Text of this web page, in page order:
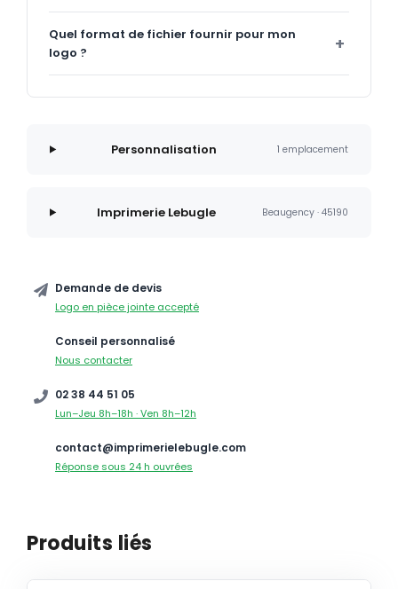
Quel format de fichier fournir pour mon
logo ?
Personnalisation 1 emplacement
Imprimerie Lebugle Beaugency · 45190
Demande de devis
Logo en pièce jointe accepté
Conseil personnalisé
Nous contacter
02 38 44 51 05
Lun–Jeu 8h–18h · Ven 8h–12h
contact@imprimerielebugle.com
Réponse sous 24 h ouvrées
Produits liés